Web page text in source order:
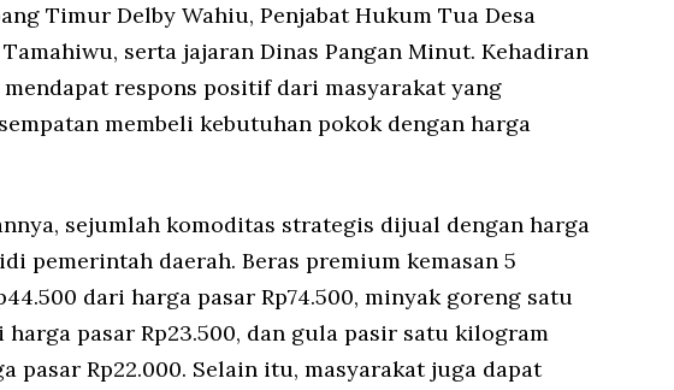
Timur Delby Wahiu, Penjabat Hukum Tua Desa
serta jajaran Dinas Pangan Minut. Kehadiran
respons positif dari masyarakat yang
membeli kebutuhan pokok dengan harga
sejumlah komoditas strategis dijual dengan harga
pemerintah daerah. Beras premium kemasan 5
dari harga pasar Rp74.500, minyak goreng satu
harga pasar Rp23.500, dan gula pasir satu kilogram
pasar Rp22.000. Selain itu, masyarakat juga dapat